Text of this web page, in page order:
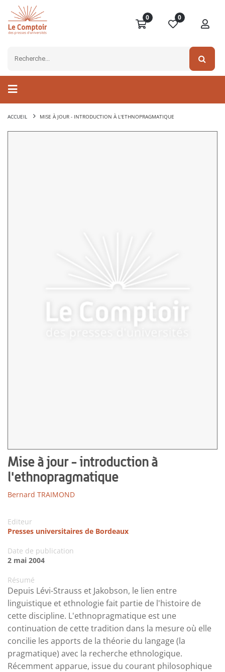
0 0
ACCUEIL MISE À JOUR - INTRODUCTION À L'ETHNOPRAGMATIQUE
Mise à jour - introduction à
l'ethnopragmatique
Bernard TRAIMOND
Editeur
Presses universitaires de Bordeaux
Date de publication
2 mai 2004
Résumé
Depuis Lévi-Strauss et Jakobson, le lien entre
linguistique et ethnologie fait partie de l'histoire de
cette discipline. L'ethnopragmatique est une
continuation de cette tradition dans la mesure où elle
concilie les apports de la théorie du langage (la
pragmatique) avec la recherche ethnologique.
Récemment apparue, issue du courant philosophique